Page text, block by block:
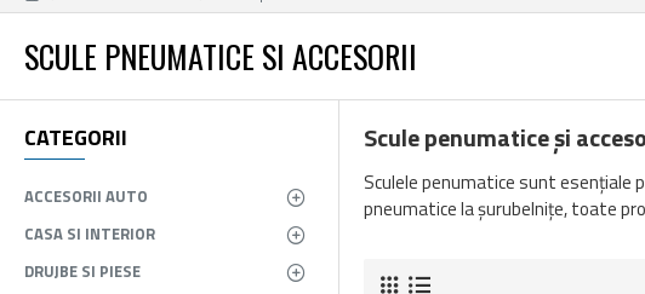
SCULE PNEUMATICE SI ACCESORII
CATEGORII
ACCESORII AUTO
CASA SI INTERIOR
DRUJBE SI PIESE
Scule penumatice și
Sculele penumatice sunt esențiale
pneumatice la șurubelnițe, toate